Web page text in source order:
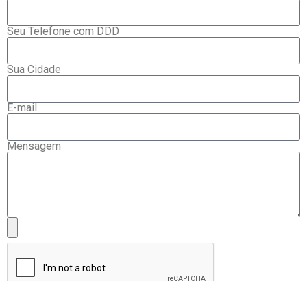
Seu Telefone com DDD
Sua Cidade
E-mail
Mensagem